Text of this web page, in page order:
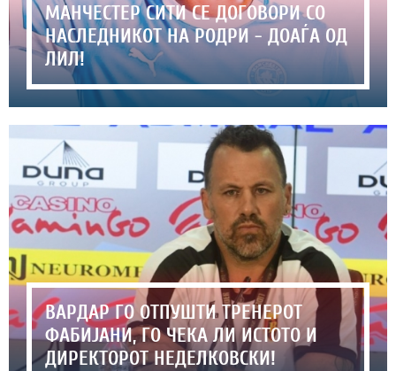
МАНЧЕСТЕР СИТИ СЕ ДОГОВОРИ СО
НАСЛЕДНИКОТ НА РОДРИ - ДОАЃА ОД
ЛИЛ!
ВАРДАР ГО ОТПУШТИ ТРЕНЕРОТ
ФАБИЈАНИ, ГО ЧЕКА ЛИ ИСТОТО И
ДИРЕКТОРОТ НЕДЕЛКОВСКИ!